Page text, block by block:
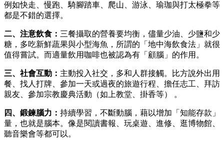
例如快走、慢跑、騎腳踏車、爬山、游泳、瑜珈與打太極拳等
都是不錯的選擇。
二、注意飲食： 三餐攝取的營養要均衡，儘量少油、少鹽和少
糖，多吃新鮮蔬果與小型海魚，所謂的「地中海飲食法」就很
值得嘗試。而適量飲用咖啡也被認為有「顧腦」的作用。
三、社會互動： 主動投入社交，多和人群接觸。比方說外出用
餐、找人打牌、參加一天或過夜的旅遊行程、擔任志工、拜訪
親友、參加宗教慶典活動（如上教堂、掛香等） 。
四、鍛鍊腦力： 持續學習，不斷動腦，藉以增加「知能存款」
量，也就是腦本。像是閱讀書報、玩桌遊、進修、逛博物館、
聽音樂會等都可以。